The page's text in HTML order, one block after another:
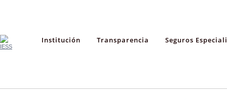
Institución Transparencia Seguros